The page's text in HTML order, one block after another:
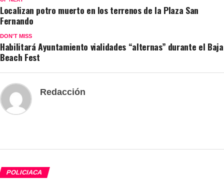
Localizan potro muerto en los terrenos de la Plaza San
Fernando
DON'T MISS
Habilitará Ayuntamiento vialidades “alternas” durante el Baja
Beach Fest
Redacción
POLICIACA